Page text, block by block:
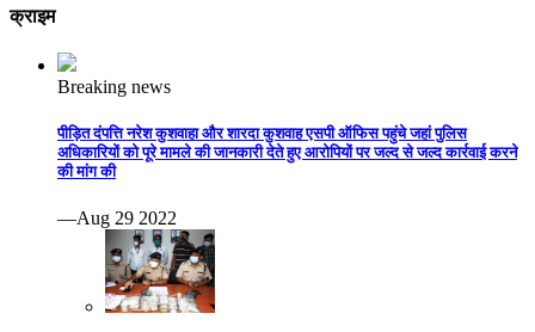
क्राइम
Breaking news
पीड़ित दंपत्ति नरेश कुशवाहा और शारदा कुशवाह एसपी ऑफिस पहुंचे जहां पुलिस
अधिकारियों को पूरे मामले की जानकारी देते हुए आरोपियों पर जल्द से जल्द कार्रवाई करने
की मांग की
—Aug 29 2022